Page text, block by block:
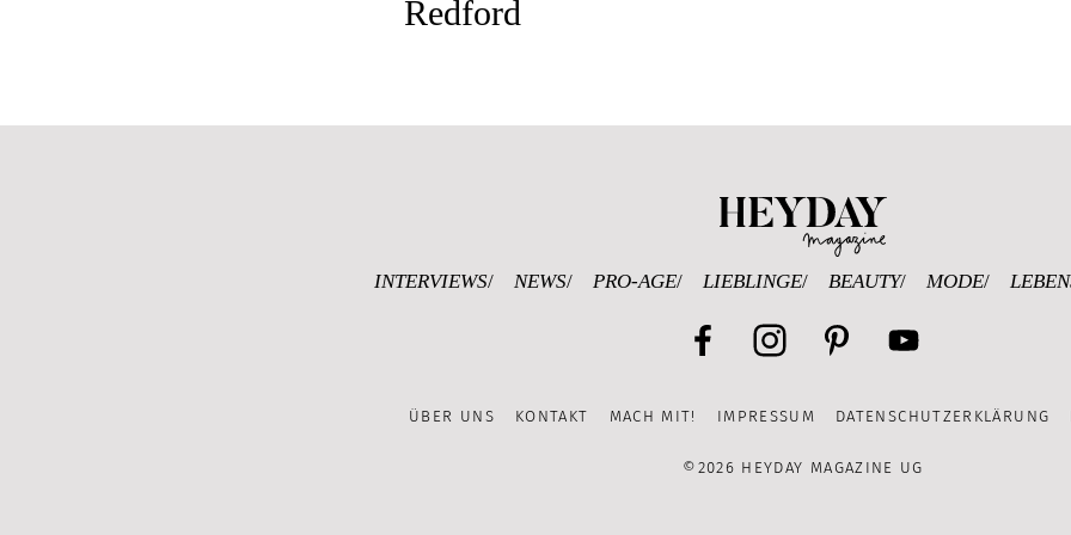
Redford
INTERVIEWS NEWS PRO-AGE LIEBLINGE BEAUTY MODE
Channel
ÜBER UNS KONTAKT MACH MIT! IMPRESSUM DATENSCHUTZERKLÄRUNG
©2026 HEYDAY MAGAZINE UG